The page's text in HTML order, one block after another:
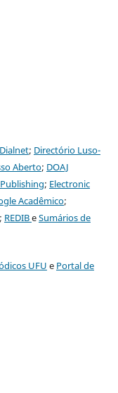
Dialnet; Directório Luso-
Aberto; DOAJ
Publishing; Electronic
Acadêmico;
REDIBeSumários de
UFU e Portal de